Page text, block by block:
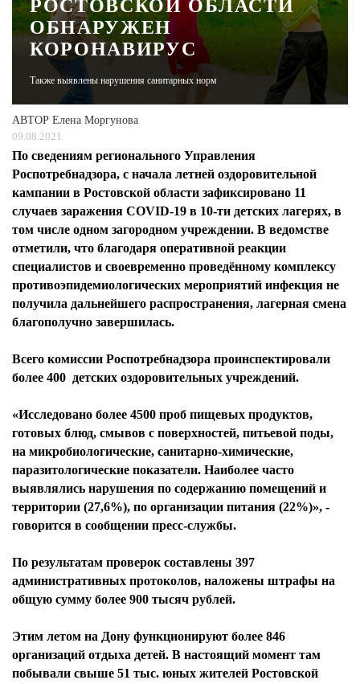
ЖУРНАЛ
РОСТОВСКОЙ ОБЛАСТИ
ОБНАРУЖЕН
КОРОНАВИРУС
Также выявлены нарушения санитарных норм
АВТОР Елена Моргунова
09.08.2021
По сведениям регионального Управления
Роспотребнадзора, с начала летней оздоровительной
кампании в Ростовской области зафиксировано 11
случаев заражения COVID-19 в 10-ти детских лагерях, в
том числе одном загородном учреждении. В ведомстве
отметили, что благодаря оперативной реакции
специалистов и своевременно проведённому комплексу
противоэпидемиологических мероприятий инфекция не
получила дальнейшего распространения, лагерная смена
благополучно завершилась.
Всего комиссии Роспотребнадзора проинспектировали
более 400 детских оздоровительных учреждений.
«Исследовано более 4500 проб пищевых продуктов,
готовых блюд, смывов с поверхностей, питьевой поды,
на микробиологические, санитарно-химические,
паразитологические показатели. Наиболее часто
выявлялись нарушения по содержанию помещений и
территории (27,6%), по организации питания (22%)», -
говорится в сообщении пресс-службы.
По результатам проверок составлены 397
административных протоколов, наложены штрафы на
общую сумму более 900 тысяч рублей.
Этим летом на Дону функционируют более 846
организаций отдыха детей. В настоящий момент там
побывали свыше 51 тыс. юных жителей Ростовской